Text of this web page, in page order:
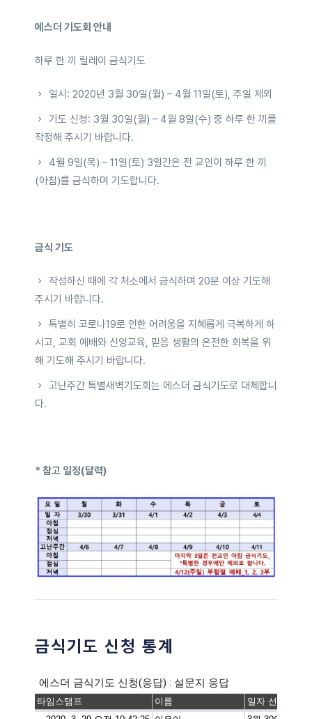
에스더 기도회 안내
하루 한 끼 릴레이 금식기도
일시: 2020년 3월 30일(월) – 4월 11일(토), 주일 제외
기도 신청: 3월 30일(월) – 4월 8일(수) 중 하루 한 끼를
작정해 주시기 바랍니다.
4월 9일(목) – 11일(토) 3일간은 전 교인이 하루 한 끼
(아침)를 금식하며 기도합니다.
금식 기도
작성하신 때에 각 처소에서 금식하며 20분 이상 기도해
주시기 바랍니다.
특별히 코로나19로 인한 어려움을 지혜롭게 극복하게 하
시고, 교회 예배와 신앙교육, 믿음 생활의 온전한 회복을 위
해 기도해 주시기 바랍니다.
고난주간 특별새벽기도회는 에스더 금식기도로 대체합니
다.
* 참고 일정(달력)
금식기도 신청 통계